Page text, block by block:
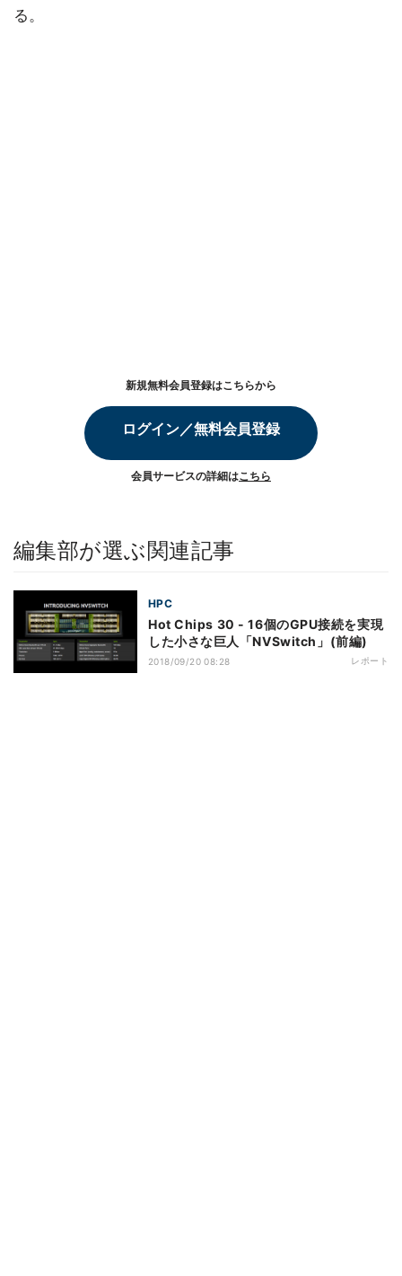
る。
新規無料会員登録はこちらから
ログイン／無料会員登録
会員サービスの詳細はこちら
編集部が選ぶ関連記事
HPC
Hot Chips 30 - 16個のGPU接続を実現
した小さな巨人「NVSwitch」(前編)
2018/09/20 08:28 レポート